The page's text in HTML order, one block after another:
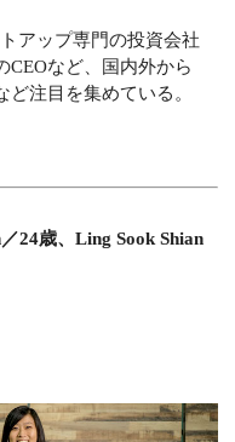
アップ専門の投資会社
CEOなど、国内外から
注目を集めている。
24歳、Ling Sook Shian